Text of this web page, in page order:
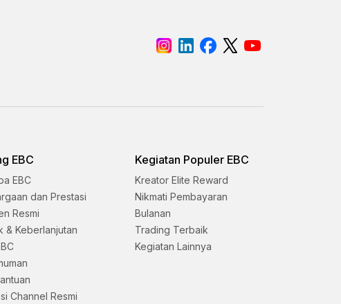
EBC
EBC
dan Prestasi
Resmi
& Keberlanjutan
Channel Resmi
Kegiatan Populer EBC
Kreator Elite Reward
Nikmati Pembayaran
Bulanan
Trading Terbaik
Kegiatan Lainnya